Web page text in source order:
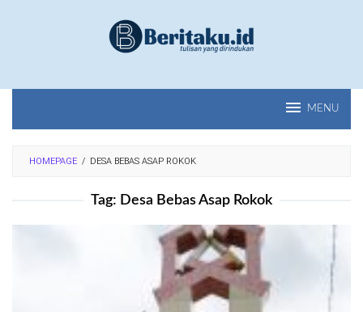
MENU
HOMEPAGE / DESA BEBAS ASAP ROKOK
Tag: Desa Bebas Asap Rokok